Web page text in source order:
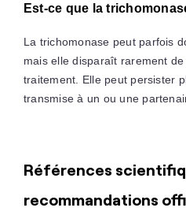
Est-ce que la
La trichomonase peut parfois
mais elle disparaît rarement
traitement. Elle peut persister
transmise à un ou une
Références
recommandations